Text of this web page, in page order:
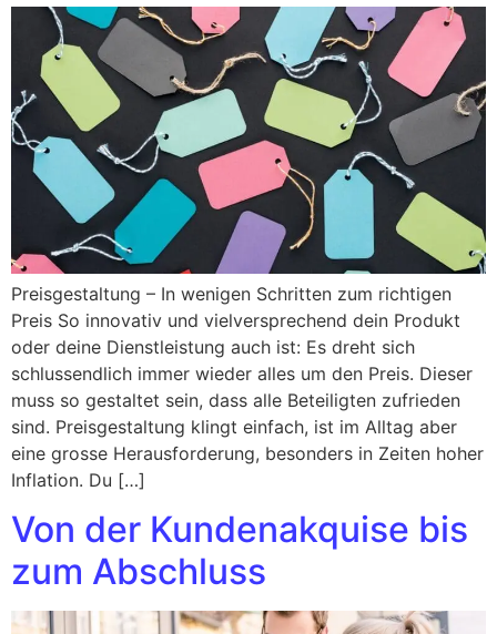
Preisgestaltung – In wenigen Schritten zum richtigen
Preis So innovativ und vielversprechend dein Produkt
oder deine Dienstleistung auch ist: Es dreht sich
schlussendlich immer wieder alles um den Preis. Dieser
muss so gestaltet sein, dass alle Beteiligten zufrieden
sind. Preisgestaltung klingt einfach, ist im Alltag aber
eine grosse Herausforderung, besonders in Zeiten hoher
Inflation. Du […]
Von der Kundenakquise bis
zum Abschluss